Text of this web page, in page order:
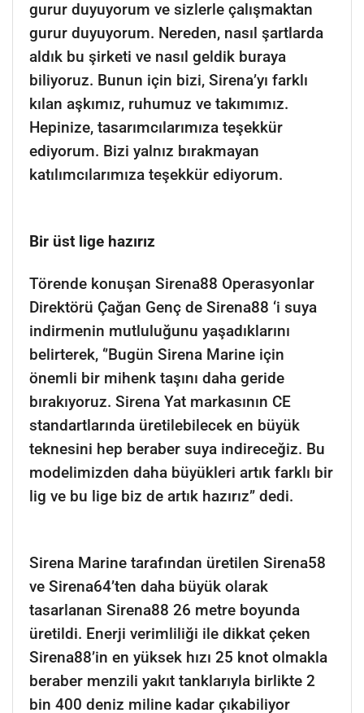
gurur duyuyorum ve sizlerle çalışmaktan
gurur duyuyorum. Nereden, nasıl şartlarda
aldık bu şirketi ve nasıl geldik buraya
biliyoruz. Bunun için bizi, Sirena’yı farklı
kılan aşkımız, ruhumuz ve takımımız.
Hepinize, tasarımcılarımıza teşekkür
ediyorum. Bizi yalnız bırakmayan
katılımcılarımıza teşekkür ediyorum.
Bir üst lige hazırız
Törende konuşan Sirena88 Operasyonlar
Direktörü Çağan Genç de Sirena88 ‘i suya
indirmenin mutluluğunu yaşadıklarını
belirterek, ‘’Bugün Sirena Marine için
önemli bir mihenk taşını daha geride
bırakıyoruz. Sirena Yat markasının CE
standartlarında üretilebilecek en büyük
teknesini hep beraber suya indireceğiz. Bu
modelimizden daha büyükleri artık farklı bir
lig ve bu lige biz de artık hazırız’’ dedi.
Sirena Marine tarafından üretilen Sirena58
ve Sirena64’ten daha büyük olarak
tasarlanan Sirena88 26 metre boyunda
üretildi. Enerji verimliliği ile dikkat çeken
Sirena88’in en yüksek hızı 25 knot olmakla
beraber menzili yakıt tanklarıyla birlikte 2
bin 400 deniz miline kadar çıkabiliyor